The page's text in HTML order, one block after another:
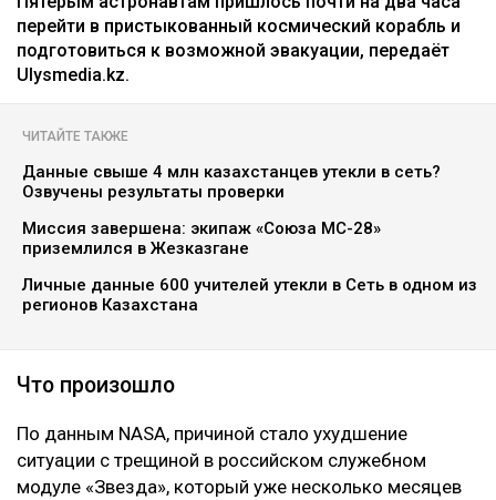
перейти в пристыкованный космический корабль и
подготовиться к возможной эвакуации, передаёт
Ulysmedia.kz.
ЧИТАЙТЕ ТАКЖЕ
Данные свыше 4 млн казахстанцев утекли в сеть?
Озвучены результаты проверки
Миссия завершена: экипаж «Союза МС-28»
приземлился в Жезказгане
Личные данные 600 учителей утекли в Сеть в одном из
регионов Казахстана
Что произошло
По данным NASA, причиной стало ухудшение
ситуации с трещиной в российском служебном
модуле «Звезда», который уже несколько месяцев